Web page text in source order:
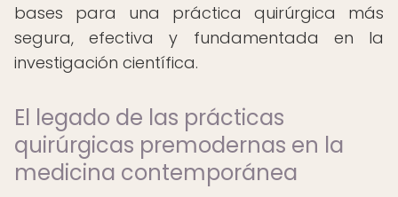
bases para una práctica quirúrgica más
segura, efectiva y fundamentada en la
investigación científica.
El legado de las prácticas
quirúrgicas premodernas en la
medicina contemporánea